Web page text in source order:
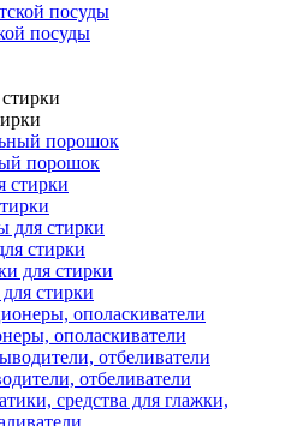
посуды
порошок
стирки
стирки
ополаскиватели
отбеливатели